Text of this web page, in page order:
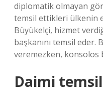
diplomatik olmayan
temsil ettikleri ülkenin
Büyükelçi, hizmet
başkanını temsil eder.
veremezken,
Daimi